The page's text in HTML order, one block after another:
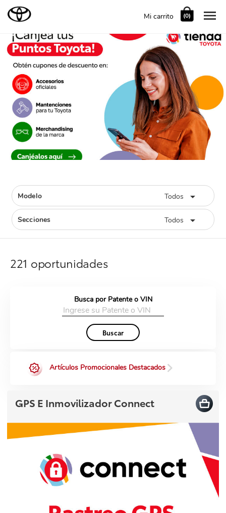

Mi carrito (0)
Modelo Todos 
Secciones Todos 
COMPRA
ACCESORIOS
221 oportunidades
Busca por Patente o VIN
Buscar
Artículos Promocionales Destacados
GPS E Inmovilizador Connect